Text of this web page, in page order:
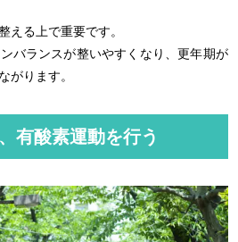
える上で重要です。
バランスが整いやすくなり、更年期が
がります。
酸素運動を行う